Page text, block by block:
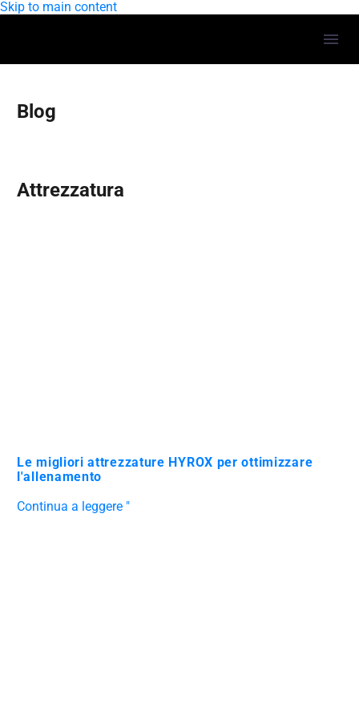
Skip to main content
Blog
Attrezzatura
Le migliori attrezzature HYROX per ottimizzare
l'allenamento
Continua a leggere "